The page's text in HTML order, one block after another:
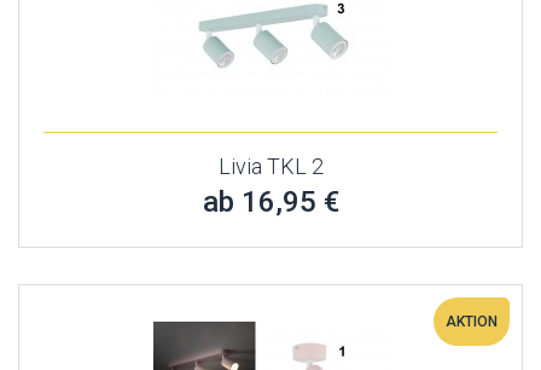
Livia TKL 2
ab 16,95 €
AKTION